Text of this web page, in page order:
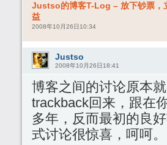
Justso的博客T-Log – 放下钞票，
益
2008年10月26日10:34
Justso
2008年10月26日18:41
博客之间的讨论原本
trackback回来，跟在
多年，反而最初的良
式讨论很惊喜，呵呵。